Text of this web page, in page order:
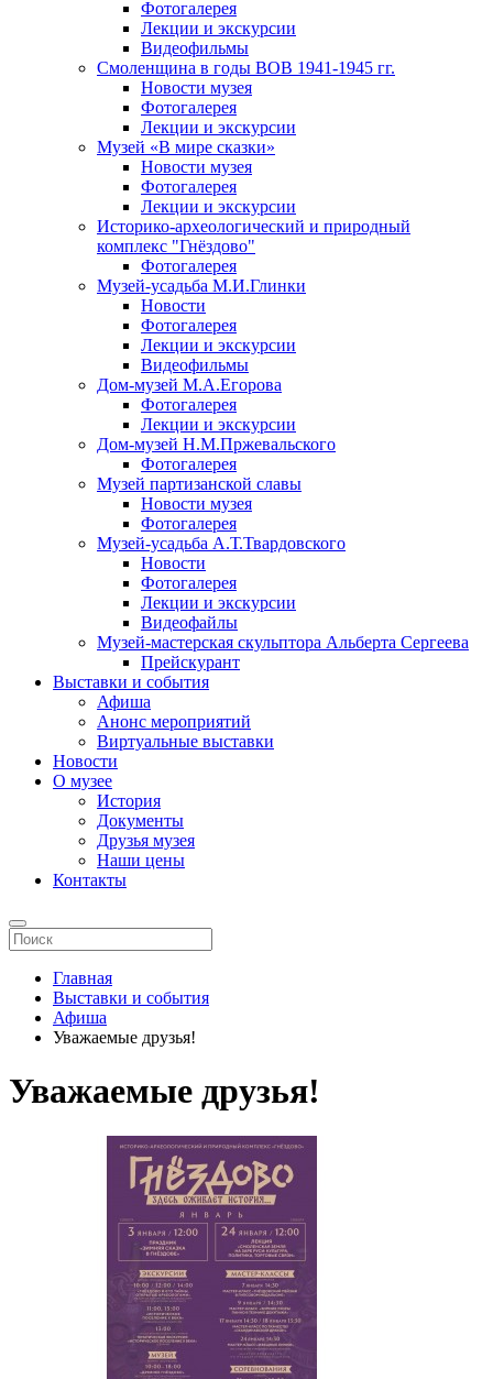
Фотогалерея
Лекции и экскурсии
Видеофильмы
Смоленщина в годы ВОВ 1941-1945 гг.
Новости музея
Фотогалерея
Лекции и экскурсии
Музей «В мире сказки»
Новости музея
Фотогалерея
Лекции и экскурсии
Историко-археологический и природный
комплекс "Гнёздово"
Фотогалерея
Музей-усадьба М.И.Глинки
Новости
Фотогалерея
Лекции и экскурсии
Видеофильмы
Дом-музей М.А.Егорова
Фотогалерея
Лекции и экскурсии
Дом-музей Н.М.Пржевальского
Фотогалерея
Музей партизанской славы
Новости музея
Фотогалерея
Музей-усадьба А.Т.Твардовского
Новости
Фотогалерея
Лекции и экскурсии
Видеофайлы
Музей-мастерская скульптора Альберта Сергеева
Прейскурант
Выставки и события
Афиша
Анонс мероприятий
Виртуальные выставки
Новости
О музее
История
Документы
Друзья музея
Наши цены
Контакты
Главная
Выставки и события
Афиша
Уважаемые друзья!
Уважаемые друзья!